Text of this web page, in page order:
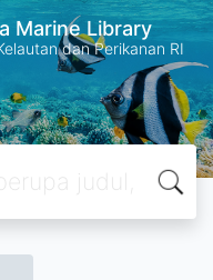
Marine Library
dan Perikanan RI